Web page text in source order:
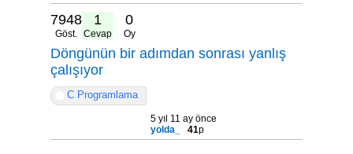
7948
Göst.
1
Cevap
0
Oy
Döngünün bir adımdan sonrası yanlış
çalışıyor
C Programlama
5 yıl 11 ay önce
yolda_
41p